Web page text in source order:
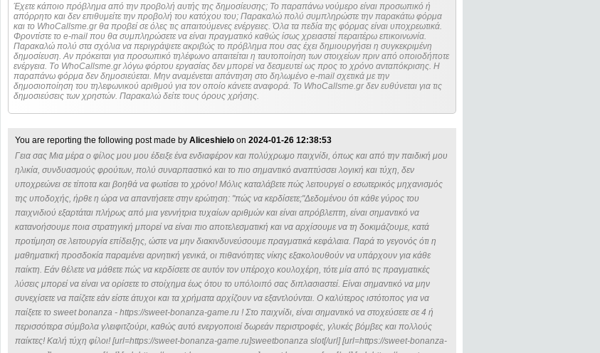
Έχετε κάποιο πρόβλημα από την προβολή αυτής της δημοσίευσης; Το παραπάνω νούμερο είναι προσωπικό ή
απόρρητο και δεν επιθυμείτε την προβολή του κατόχου του; Παρακαλώ πολύ συμπληρώστε την παρακάτω φόρμα
και το WhoCallsme.gr θα προβεί σε όλες τις απαιτούμενες ενέργειες. Όλα τα πεδία της φόρμας είναι υποχρεωτικά.
Φροντίστε το e-mail που θα συμπληρώσετε να είναι πραγματικό καθώς ίσως χρειαστεί περαιτέρω επικοινωνία.
Παρακαλώ πολύ στα σχόλια να περιγράψετε ακριβώς το πρόβλημα που σας έχει δημιουργήσει η συγκεκριμένη
δημοσίευση. Αν πρόκειται για προσωπικό τηλέφωνο απαιτείται η ταυτοποίηση των στοιχείων πριν από οποιοδήποτε
ενέργεια. Τo WhoCallsme.gr λόγω φόρτου εργασίας δεν μπορεί να δεσμευτεί ως προς το χρόνο ανταπόκρισης. Η
παραπάνω φόρμα δεν δημοσιεύεται. Μην αναμένεται απάντηση στο δηλωμένο e-mail σχετικά με την
δημοσιοποίηση του τηλεφωνικού αριθμού για τον οποίο κάνετε αναφορά. Το WhoCallsme.gr δεν ευθύνεται για τις
δημοσιεύσεις των χρηστών. Παρακαλώ δείτε τους όρους χρήσης.
You are reporting the following post made by Aliceshielo on 2024-01-26 12:38:53
Γεια σας Μια μέρα ο φίλος μου μου έδειξε ένα ενδιαφέρον και πολύχρωμο παιχνίδι, όπως και από την παιδική μου
ηλικία, συνδυασμούς φρούτων, πολύ συναρπαστικό και το πιο σημαντικό αναπτύσσει λογική και τύχη, δεν
υποχρεώνει σε τίποτα και βοηθά να φωτίσει το χρόνο! Μόλις καταλάβετε πώς λειτουργεί ο εσωτερικός μηχανισμός
της υποδοχής, ήρθε η ώρα να απαντήσετε στην ερώτηση: "πώς να κερδίσετε;"Δεδομένου ότι κάθε γύρος του
παιχνιδιού εξαρτάται πλήρως από μια γεννήτρια τυχαίων αριθμών και είναι απρόβλεπτη, είναι σημαντικό να
κατανοήσουμε ποια στρατηγική μπορεί να είναι πιο αποτελεσματική και να αρχίσουμε να τη δοκιμάζουμε, κατά
προτίμηση σε λειτουργία επίδειξης, ώστε να μην διακινδυνεύσουμε πραγματικά κεφάλαια. Παρά το γεγονός ότι η
μαθηματική προσδοκία παραμένει αρνητική γενικά, οι πιθανότητες νίκης εξακολουθούν να υπάρχουν για κάθε
παίκτη. Εάν θέλετε να μάθετε πώς να κερδίσετε σε αυτόν τον υπέροχο κουλοχέρη, τότε μία από τις πραγματικές
λύσεις μπορεί να είναι να ορίσετε το στοίχημα έως ότου το υπόλοιπό σας διπλασιαστεί. Είναι σημαντικό να μην
συνεχίσετε να παίζετε εάν είστε άτυχοι και τα χρήματα αρχίζουν να εξαντλούνται. Ο καλύτερος ιστότοπος για να
παίξετε το sweet bonanza - https://sweet-bonanza-game.ru ! Στο παιχνίδι, είναι σημαντικό να στοχεύσετε σε 4 ή
περισσότερα σύμβολα γλειφιτζούρι, καθώς αυτό ενεργοποιεί δωρεάν περιστροφές, γλυκές βόμβες και πολλούς
παίκτες! Καλή τύχη φίλοι! [url=https://sweet-bonanza-game.ru]sweetbonanza slot[/url] [url=https://sweet-bonanza-